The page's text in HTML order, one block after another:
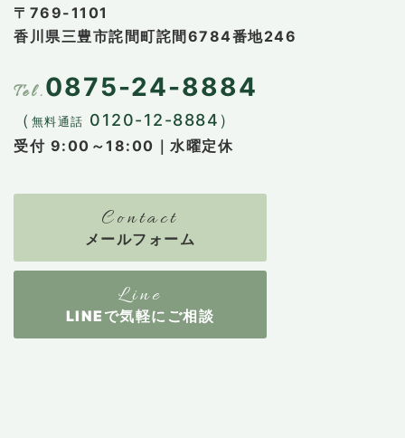
〒769-1101
香川県三豊市詫間町詫間6784番地246
0875-24-8884
（ 無料通話 0120-12-8884）
受付 9:00～18:00｜水曜定休
メールフォーム
LINEで気軽にご相談